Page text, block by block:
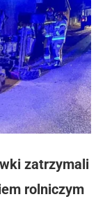
zatrzymali
rolniczym